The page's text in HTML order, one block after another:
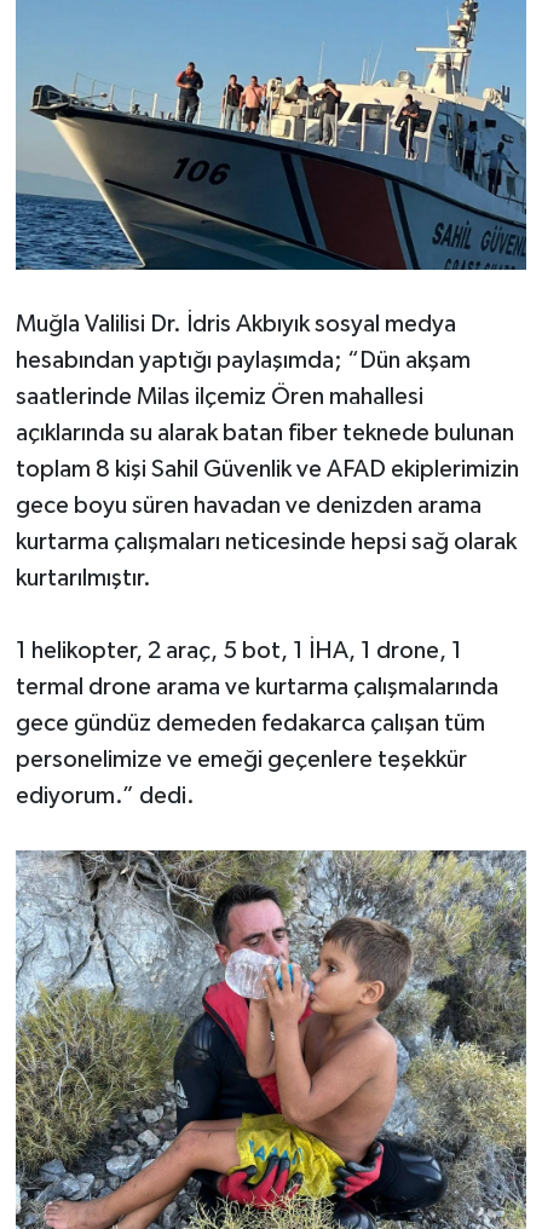
Muğla Valilisi Dr. İdris Akbıyık sosyal medya
hesabından yaptığı paylaşımda; “Dün akşam
saatlerinde Milas ilçemiz Ören mahallesi
açıklarında su alarak batan fiber teknede bulunan
toplam 8 kişi Sahil Güvenlik ve AFAD ekiplerimizin
gece boyu süren havadan ve denizden arama
kurtarma çalışmaları neticesinde hepsi sağ olarak
kurtarılmıştır.
1 helikopter, 2 araç, 5 bot, 1 İHA, 1 drone, 1
termal drone arama ve kurtarma çalışmalarında
gece gündüz demeden fedakarca çalışan tüm
personelimize ve emeği geçenlere teşekkür
ediyorum.” dedi.